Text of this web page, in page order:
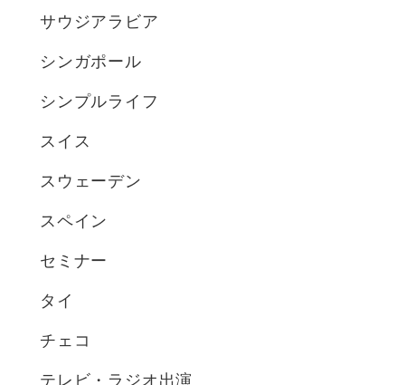
サウジアラビア
シンガポール
シンプルライフ
スイス
スウェーデン
スペイン
セミナー
タイ
チェコ
テレビ・ラジオ出演